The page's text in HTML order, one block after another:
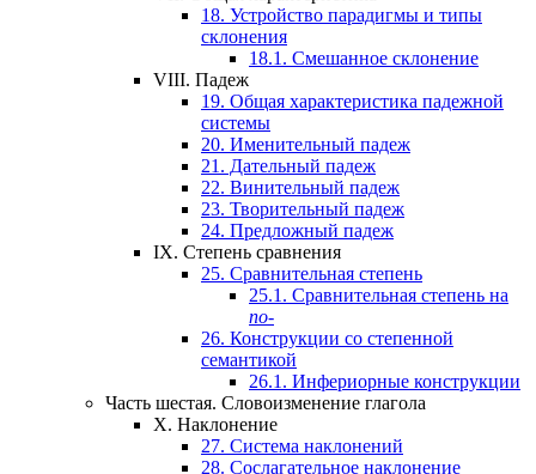
18. Устройство парадигмы и типы
склонения
18.1. Смешанное склонение
VIII. Падеж
19. Общая характеристика падежной
системы
20. Именительный падеж
21. Дательный падеж
22. Винительный падеж
23. Творительный падеж
24. Предложный падеж
IX. Степень сравнения
25. Сравнительная степень
25.1. Сравнительная степень на
по-
26. Конструкции со степенной
семантикой
26.1. Инфериорные конструкции
Часть шестая. Словоизменение глагола
X. Наклонение
27. Система наклонений
28. Сослагательное наклонение